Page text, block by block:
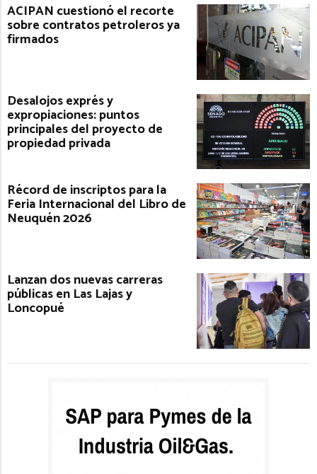
ACIPAN cuestionó el recorte
sobre contratos petroleros ya
firmados
Desalojos exprés y
expropiaciones: puntos
principales del proyecto de
propiedad privada
Récord de inscriptos para la
Feria Internacional del Libro de
Neuquén 2026
Lanzan dos nuevas carreras
públicas en Las Lajas y
Loncopué